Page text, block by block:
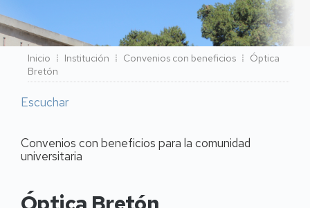
Ruta
de
navegación
Inicio Institución Convenios con beneficios
Óptica
Bretón
Escuchar
Convenios con beneficios para la comunidad
universitaria